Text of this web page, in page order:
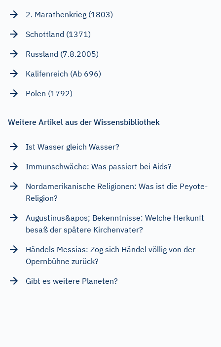
2. Marathenkrieg (1803)
Schottland (1371)
Russland (7.8.2005)
Kalifenreich (Ab 696)
Polen (1792)
Weitere Artikel aus der Wissensbibliothek
Ist Wasser gleich Wasser?
Immunschwäche: Was passiert bei Aids?
Nordamerikanische Religionen: Was ist die Peyote-
Religion?
Augustinus&apos; Bekenntnisse: Welche Herkunft
besaß der spätere Kirchenvater?
Händels Messias: Zog sich Händel völlig von der
Opernbühne zurück?
Gibt es weitere Planeten?